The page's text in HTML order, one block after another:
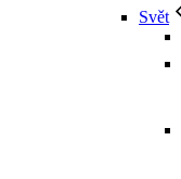
Svět